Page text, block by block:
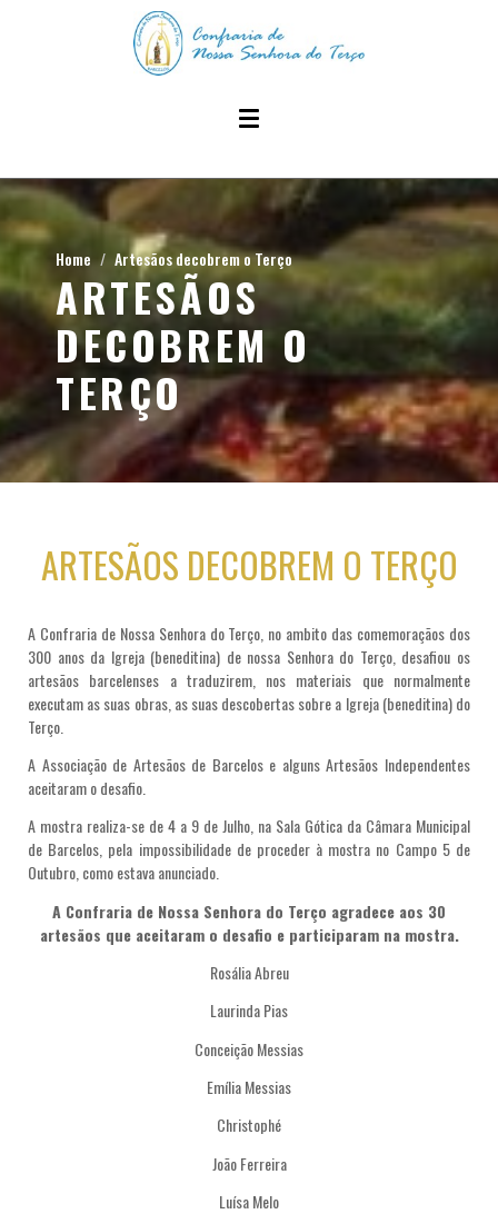
Home Artesãos decobrem o Terço
ARTESÃOS
DECOBREM O
TERÇO
ARTESÃOS DECOBREM O TERÇO
A Confraria de Nossa Senhora do Terço, no ambito das comemoraçãos dos
300 anos da Igreja (beneditina) de nossa Senhora do Terço, desafiou os
artesãos barcelenses a traduzirem, nos materiais que normalmente
executam as suas obras, as suas descobertas sobre a Igreja (beneditina) do
Terço.
A Associação de Artesãos de Barcelos e alguns Artesãos Independentes
aceitaram o desafio.
A mostra realiza-se de 4 a 9 de Julho, na Sala Gótica da Câmara Municipal
de Barcelos, pela impossibilidade de proceder à mostra no Campo 5 de
Outubro, como estava anunciado.
A Confraria de Nossa Senhora do Terço agradece aos 30
artesãos que aceitaram o desafio e participaram na mostra.
Rosália Abreu
Laurinda Pias
Conceição Messias
Emília Messias
Christophé
João Ferreira
Luísa Melo